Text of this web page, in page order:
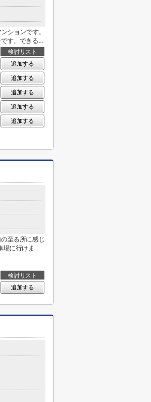
ションです。
す。できる...
検討リスト
追加する
追加する
追加する
追加する
追加する
至る所に感じ
場に行けま
検討リスト
追加する